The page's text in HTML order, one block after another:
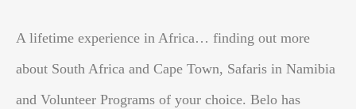
A lifetime experience in Africa… finding out more
about South Africa and Cape Town, Safaris in Namibia
and Volunteer Programs of your choice. Belo has